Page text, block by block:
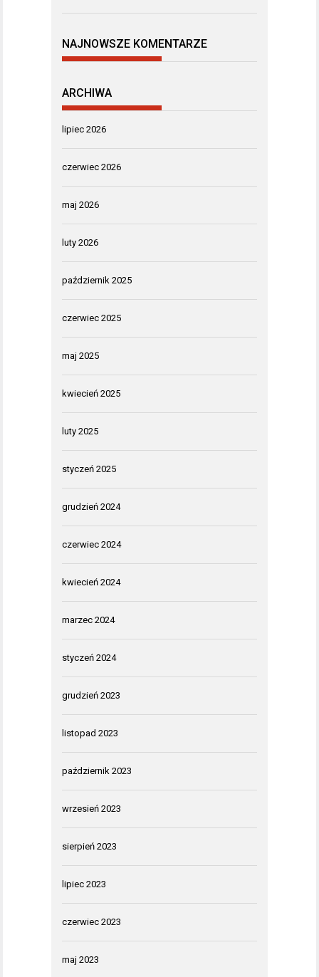
NAJNOWSZE KOMENTARZE
ARCHIWA
lipiec 2026
czerwiec 2026
maj 2026
luty 2026
październik 2025
czerwiec 2025
maj 2025
kwiecień 2025
luty 2025
styczeń 2025
grudzień 2024
czerwiec 2024
kwiecień 2024
marzec 2024
styczeń 2024
grudzień 2023
listopad 2023
październik 2023
wrzesień 2023
sierpień 2023
lipiec 2023
czerwiec 2023
maj 2023